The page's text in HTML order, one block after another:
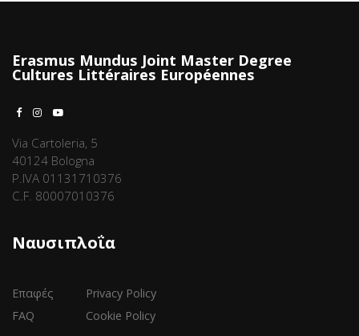
Erasmus Mundus Joint Master Degree
Cultures Littéraires Européennes
Via Cartoleria, 5
40124 Bologna
P.IVA 01131710376
C.F. 80007010376
Ναυσιπλοΐα
Επαφές
FAQ
Privacy Policy
Cookie Policy